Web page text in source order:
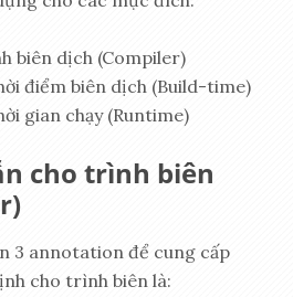
biên dịch (Compiler)
điểm biên dịch (Build-time)
gian chạy (Runtime)
cho trình biên
3 annotation để cung cấp
cho trình biên là: